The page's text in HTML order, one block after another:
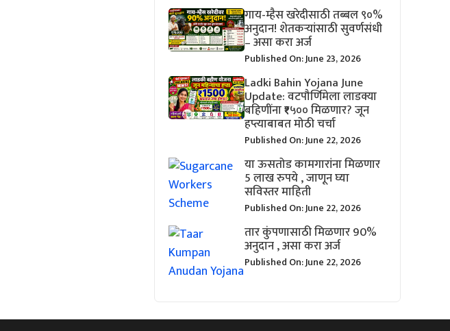
गाय-म्हैस खरेदीसाठी तब्बल ९०%
अनुदान! शेतकऱ्यांसाठी सुवर्णसंधी
– असा करा अर्ज
Published On: June 23, 2026
Ladki Bahin Yojana June
Update: वटपौर्णिमेला लाडक्या
बहिणींना ₹१५०० मिळणार? जून
हप्त्याबाबत मोठी चर्चा
Published On: June 22, 2026
या ऊसतोड कामगारांना मिळणार
5 लाख रुपये , जाणून घ्या
सविस्तर माहिती
Published On: June 22, 2026
तार कुंपणासाठी मिळणार 90%
अनुदान , असा करा अर्ज
Published On: June 22, 2026